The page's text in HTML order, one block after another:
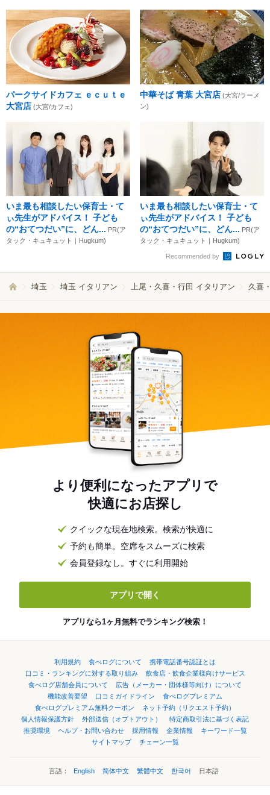
パークサイドカフェ ｅｃｕｔｅ
大宮店 (大宮/カフェ)
中華そば 青葉 大宮店 (大宮/ラーメ
ン)
いま最も相談したい保育士・て
ぃ先生がアドバイス！ 子ども
の“おてつだい”に、どん... PR(ア
タック・キュキュット｜Hugkum)
いま最も相談したい保育士・て
ぃ先生がアドバイス！ 子ども
の“おてつだい”に、どん... PR(ア
タック・キュキュット｜Hugkum)
Recommended by
埼玉 埼玉 イタリアン 上尾・久喜・行田 イタリアン 久喜
より便利になったアプリで
快適にお店探し
クイックな現在地検索。検索が快適に
予約も簡単。空席をスムーズに検索
会員登録なし。すぐに利用開始
アプリで開く
アプリなら1ヶ月無料でランキング検索！
利用規約 食べログについて
携帯電話番号認証とは
口コミ・ランキングに対する取り組み
飲食店・飲食企業様向けサービス
食べログ店舗会員について
広告（メーカー・団体様等向け）について
機能改善要望
口コミガイドライン
食べログプレミアム
食べログプレミアム無料クーポン
ネット予約（リクエスト予約）
個人情報保護方針
外部送信（オプトアウト）
特定商取引法に基づく表記
推奨環境
ヘルプ・お問い合わせ 採用情報 企業情報
キーワード一覧
サイトマップ
チェーン一覧
言語： English 简体中文 繁體中文 한국어 日本語